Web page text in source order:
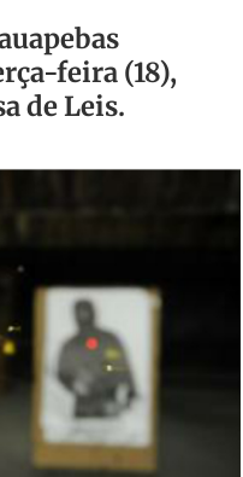
feira (18),
de Leis.